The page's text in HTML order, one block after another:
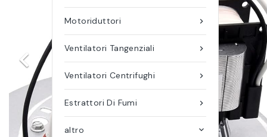

Motoriduttori

Ventilatori Tangenziali

Ventilatori Centrifughi

Estrattori Di Fumi
altro 
